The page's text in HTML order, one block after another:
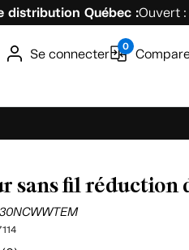
distribution Québec :Ouvert :
Se connecter 0
sans fil réduction